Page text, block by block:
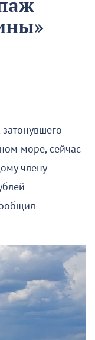
море, сейчас
члену